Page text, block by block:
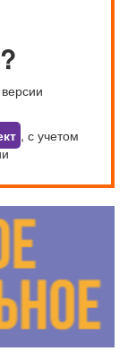
, с учетом